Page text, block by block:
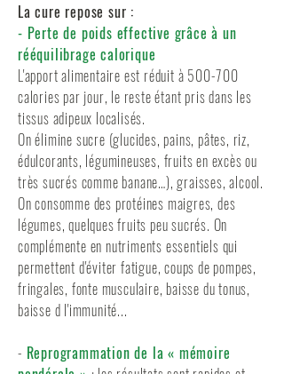
La cure repose sur :
- Perte de poids effective grâce à un
rééquilibrage calorique
L'apport alimentaire est réduit à 500-700
calories par jour, le reste étant pris dans les
tissus adipeux localisés.
On élimine sucre (glucides, pains, pâtes, riz,
édulcorants, légumineuses, fruits en excès ou
très sucrés comme banane…), graisses, alcool.
On consomme des protéines maigres, des
légumes, quelques fruits peu sucrés. On
complémente en nutriments essentiels qui
permettent d'éviter fatigue, coups de pompes,
fringales, fonte musculaire, baisse du tonus,
baisse d l'immunité...
- Reprogrammation de la « mémoire